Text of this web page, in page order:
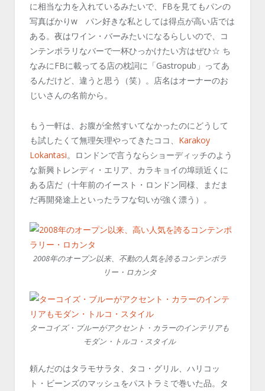
に相当な力を入れているみたいで、FBを見てもパンの
写真ばかりw パン好きな私としては得点が高い店では
ある。夜はワイン・バーみたいになるらしいので、コ
ンテンポラリなバーで一杯ひっかけたい方はぜひ☆ ち
なみにFBに載ってる店の枕詞に「Gastropub」ってあ
るんだけど、違うと思う（笑）。店名はオーナーのお
じいさんの名前から。
もう一軒は、お腹が全然すいてなかったのにどうして
も試したくて無理矢理やってきたココ、 Karakoy
Lokantasi。ロンドンで言うならショーディッチのよう
な新興トレンディ・エリア、カラキョイの埠頭近くに
ある店だ（十年前のイースト・ロンドン同様、まだま
だ再開発途上といったラフな匂いが強く漂う）。
2008年のオープン以来、不動の人気を誇るコンテンポラ
リー・ロカンタ
ターコイズ・ブルーがアクセント・カラーのインテリアも
モダン・トルコ・スタイル
頼んだのはタラモサラタ、タコ・グリル、ハリコッ
ト・ビーンズのマッシュをパストラミで巻いた品。タ